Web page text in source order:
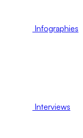
Infographies
Interviews